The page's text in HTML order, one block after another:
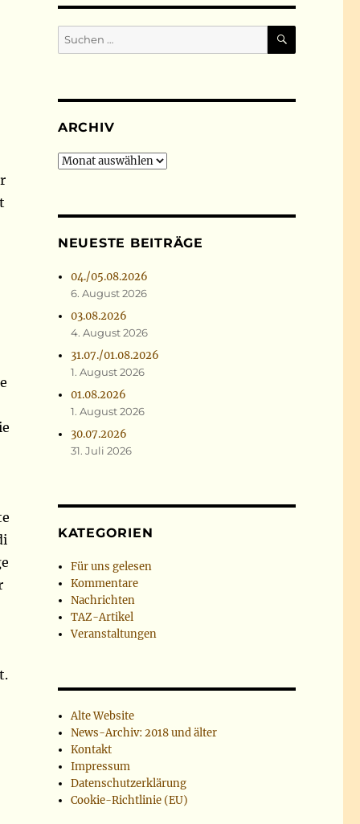
Suchen
nach:
SUCHEN
ARCHIV
Archiv
NEUESTE BEITRÄGE
04./05.08.2026
6. August 2026
03.08.2026
4. August 2026
31.07./01.08.2026
1. August 2026
01.08.2026
1. August 2026
30.07.2026
31. Juli 2026
KATEGORIEN
Für uns gelesen
Kommentare
Nachrichten
TAZ-Artikel
Veranstaltungen
Alte Website
News-Archiv: 2018 und älter
Kontakt
Impressum
Datenschutzerklärung
Cookie-Richtlinie (EU)